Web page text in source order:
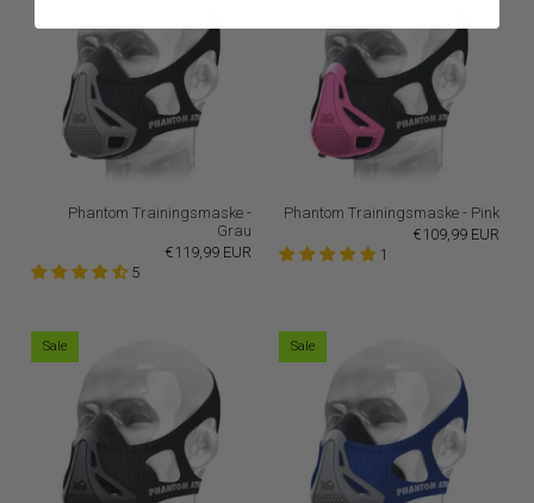
Phantom Trainingsmaske -
Grau
€119,99 EUR
5
Phantom Trainingsmaske - Pink
€109,99 EUR
1
Sale Sale